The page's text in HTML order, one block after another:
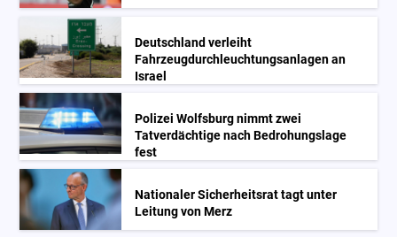
Deutschland verleiht
Fahrzeugdurchleuchtungsanlagen an
Israel
Polizei Wolfsburg nimmt zwei
Tatverdächtige nach Bedrohungslage
fest
Nationaler Sicherheitsrat tagt unter
Leitung von Merz